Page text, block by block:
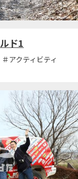
ド1
アクティビティ